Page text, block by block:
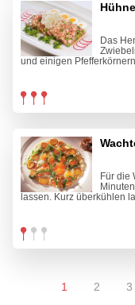
Das
und einigen
Für die
lassen. Kurz überkühlen
1 2 3